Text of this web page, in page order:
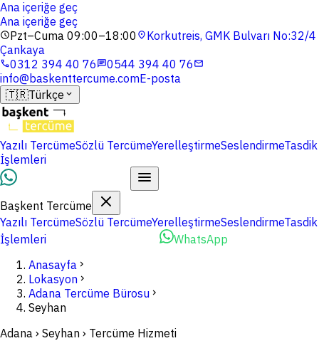
Ana içeriğe geç
Ana içeriğe geç
schedulePzt–Cuma 09:00–18:00 location_onKorkutreis, GMK Bulvarı No:32/4
Çankaya
phone0312 394 40 76chat0544 394 40 76mail
info@baskenttercume.comE-posta
🇹🇷Türkçe expand_more
Yazılı TercümeSözlü TercümeYerelleştirmeSeslendirmeTasdik
İşlemleri
Başkent Tercüme
Yazılı TercümeSözlü TercümeYerelleştirmeSeslendirmeTasdik
İşlemleri
WhatsApp
Anasayfa chevron_right
Lokasyon chevron_right
Adana Tercüme Bürosu chevron_right
Seyhan
Adana › Seyhan › Tercüme Hizmeti